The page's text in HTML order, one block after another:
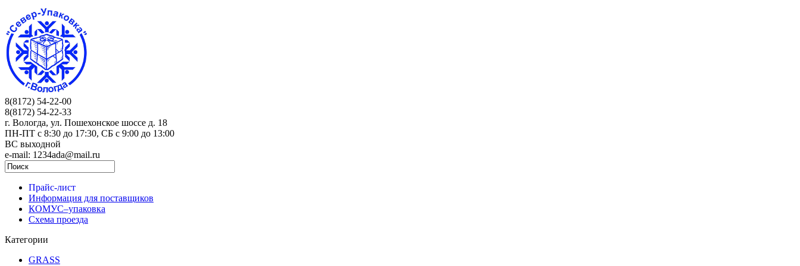
8(8172) 54-22-00
8(8172) 54-22-33
г. Вологда, ул. Пошехонское шоссе д. 18
ПН-ПТ c 8:30 до 17:30, СБ с 9:00 до 13:00
ВС выходной
e-mail: 1234ada@mail.ru
Прайс-лист
Информация для поставщиков
КОМУС–упаковка
Схема проезда
Категории
GRASS